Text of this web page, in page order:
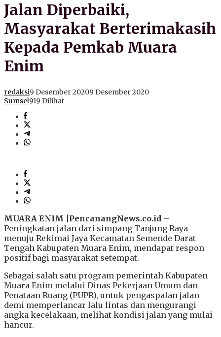
Jalan Diperbaiki,
Masyarakat Berterimakasih
Kepada Pemkab Muara
Enim
redaksi9 Desember 20209 Desember 2020
Sumsel919 Dilihat
MUARA ENIM |PencanangNews.co.id –
Peningkatan jalan dari simpang Tanjung Raya
menuju Rekimai Jaya Kecamatan Semende Darat
Tengah Kabupaten Muara Enim, mendapat respon
positif bagi masyarakat setempat.
Sebagai salah satu program pemerintah Kabupaten
Muara Enim melalui Dinas Pekerjaan Umum dan
Penataan Ruang (PUPR), untuk pengaspalan jalan
demi memperlancar lalu lintas dan mengurangi
angka kecelakaan, melihat kondisi jalan yang mulai
hancur.